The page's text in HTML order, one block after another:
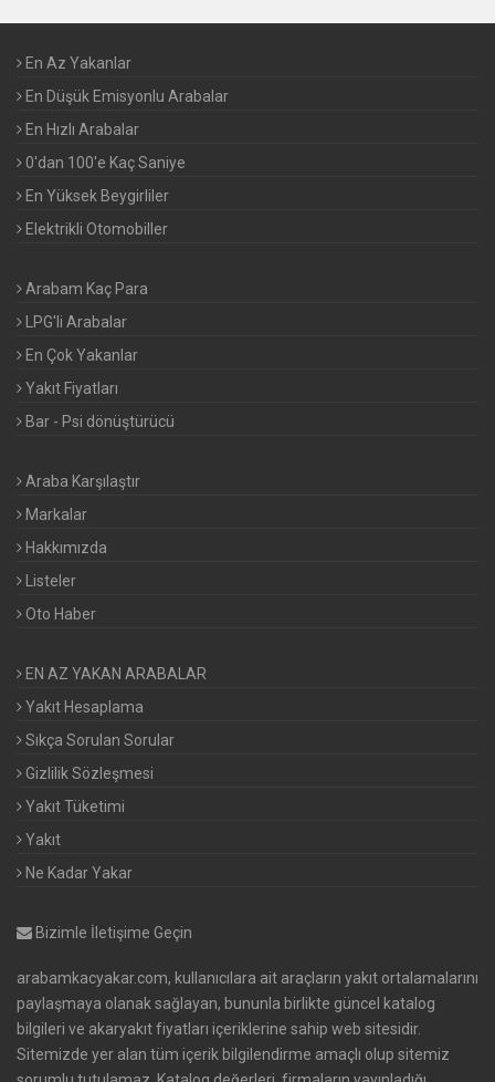
En Az Yakanlar
En Düşük Emisyonlu Arabalar
En Hızlı Arabalar
0'dan 100'e Kaç Saniye
En Yüksek Beygirliler
Elektrikli Otomobiller
Arabam Kaç Para
LPG'li Arabalar
En Çok Yakanlar
Yakıt Fiyatları
Bar - Psi dönüştürücü
Araba Karşılaştır
Markalar
Hakkımızda
Listeler
Oto Haber
EN AZ YAKAN ARABALAR
Yakıt Hesaplama
Sıkça Sorulan Sorular
Gizlilik Sözleşmesi
Yakıt Tüketimi
Yakıt
Ne Kadar Yakar
Bizimle İletişime Geçin
arabamkacyakar.com, kullanıcılara ait araçların yakıt ortalamalarını
paylaşmaya olanak sağlayan, bununla birlikte güncel katalog
bilgileri ve akaryakıt fiyatları içeriklerine sahip web sitesidir.
Sitemizde yer alan tüm içerik bilgilendirme amaçlı olup sitemiz